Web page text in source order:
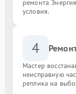
ремонта
условия.
4
Мастер
неисправную
реплика на